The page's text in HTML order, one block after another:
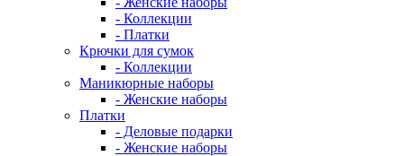
- Коллекции
- Платки
Крючки для сумок
- Коллекции
Маникюрные наборы
- Женские наборы
Платки
- Деловые подарки
- Женские наборы